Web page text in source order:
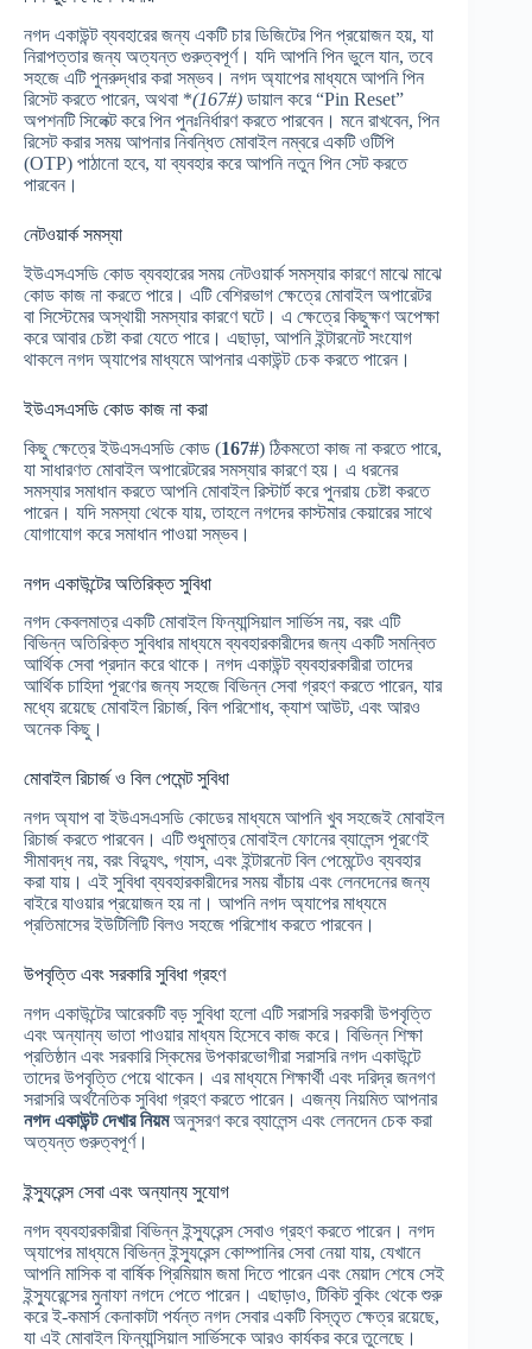
নগদ একাউন্ট ব্যবহারের জন্য একটি চার ডিজিটের পিন প্রয়োজন হয়, যা
নিরাপত্তার জন্য অত্যন্ত গুরুত্বপূর্ণ। যদি আপনি পিন ভুলে যান, তবে
সহজে এটি পুনরুদ্ধার করা সম্ভব। নগদ অ্যাপের মাধ্যমে আপনি পিন
রিসেট করতে পারেন, অথবা *(167#) ডায়াল করে “Pin Reset”
অপশনটি সিলেক্ট করে পিন পুনঃনির্ধারণ করতে পারবেন। মনে রাখবেন, পিন
রিসেট করার সময় আপনার নিবন্ধিত মোবাইল নম্বরে একটি ওটিপি
(OTP) পাঠানো হবে, যা ব্যবহার করে আপনি নতুন পিন সেট করতে
পারবেন।
নেটওয়ার্ক সমস্যা
ইউএসএসডি কোড ব্যবহারের সময় নেটওয়ার্ক সমস্যার কারণে মাঝে মাঝে
কোড কাজ না করতে পারে। এটি বেশিরভাগ ক্ষেত্রে মোবাইল অপারেটর
বা সিস্টেমের অস্থায়ী সমস্যার কারণে ঘটে। এ ক্ষেত্রে কিছুক্ষণ অপেক্ষা
করে আবার চেষ্টা করা যেতে পারে। এছাড়া, আপনি ইন্টারনেট সংযোগ
থাকলে নগদ অ্যাপের মাধ্যমে আপনার একাউন্ট চেক করতে পারেন।
ইউএসএসডি কোড কাজ না করা
কিছু ক্ষেত্রে ইউএসএসডি কোড (167#) ঠিকমতো কাজ না করতে পারে,
যা সাধারণত মোবাইল অপারেটরের সমস্যার কারণে হয়। এ ধরনের
সমস্যার সমাধান করতে আপনি মোবাইল রিস্টার্ট করে পুনরায় চেষ্টা করতে
পারেন। যদি সমস্যা থেকে যায়, তাহলে নগদের কাস্টমার কেয়ারের সাথে
যোগাযোগ করে সমাধান পাওয়া সম্ভব।
নগদ একাউন্টের অতিরিক্ত সুবিধা
নগদ কেবলমাত্র একটি মোবাইল ফিন্যান্সিয়াল সার্ভিস নয়, বরং এটি
বিভিন্ন অতিরিক্ত সুবিধার মাধ্যমে ব্যবহারকারীদের জন্য একটি সমন্বিত
আর্থিক সেবা প্রদান করে থাকে। নগদ একাউন্ট ব্যবহারকারীরা তাদের
আর্থিক চাহিদা পূরণের জন্য সহজে বিভিন্ন সেবা গ্রহণ করতে পারেন, যার
মধ্যে রয়েছে মোবাইল রিচার্জ, বিল পরিশোধ, ক্যাশ আউট, এবং আরও
অনেক কিছু।
মোবাইল রিচার্জ ও বিল পেমেন্ট সুবিধা
নগদ অ্যাপ বা ইউএসএসডি কোডের মাধ্যমে আপনি খুব সহজেই মোবাইল
রিচার্জ করতে পারবেন। এটি শুধুমাত্র মোবাইল ফোনের ব্যালেন্স পূরণেই
সীমাবদ্ধ নয়, বরং বিদ্যুৎ, গ্যাস, এবং ইন্টারনেট বিল পেমেন্টেও ব্যবহার
করা যায়। এই সুবিধা ব্যবহারকারীদের সময় বাঁচায় এবং লেনদেনের জন্য
বাইরে যাওয়ার প্রয়োজন হয় না। আপনি নগদ অ্যাপের মাধ্যমে
প্রতিমাসের ইউটিলিটি বিলও সহজে পরিশোধ করতে পারবেন।
উপবৃত্তি এবং সরকারি সুবিধা গ্রহণ
নগদ একাউন্টের আরেকটি বড় সুবিধা হলো এটি সরাসরি সরকারী উপবৃত্তি
এবং অন্যান্য ভাতা পাওয়ার মাধ্যম হিসেবে কাজ করে। বিভিন্ন শিক্ষা
প্রতিষ্ঠান এবং সরকারি স্কিমের উপকারভোগীরা সরাসরি নগদ একাউন্টে
তাদের উপবৃত্তি পেয়ে থাকেন। এর মাধ্যমে শিক্ষার্থী এবং দরিদ্র জনগণ
সরাসরি অর্থনৈতিক সুবিধা গ্রহণ করতে পারেন। এজন্য নিয়মিত আপনার
নগদ একাউন্ট দেখার নিয়মঅনুসরণ করে ব্যালেন্স এবং লেনদেন চেক করা
অত্যন্ত গুরুত্বপূর্ণ।
ইন্স্যুরেন্স সেবা এবং অন্যান্য সুযোগ
নগদ ব্যবহারকারীরা বিভিন্ন ইন্স্যুরেন্স সেবাও গ্রহণ করতে পারেন। নগদ
অ্যাপের মাধ্যমে বিভিন্ন ইন্স্যুরেন্স কোম্পানির সেবা নেয়া যায়, যেখানে
আপনি মাসিক বা বার্ষিক প্রিমিয়াম জমা দিতে পারেন এবং মেয়াদ শেষে সেই
ইন্স্যুরেন্সের মুনাফা নগদে পেতে পারেন। এছাড়াও, টিকিট বুকিং থেকে শুরু
করে ই-কমার্স কেনাকাটা পর্যন্ত নগদ সেবার একটি বিস্তৃত ক্ষেত্র রয়েছে,
যা এই মোবাইল ফিন্যান্সিয়াল সার্ভিসকে আরও কার্যকর করে তুলেছে।